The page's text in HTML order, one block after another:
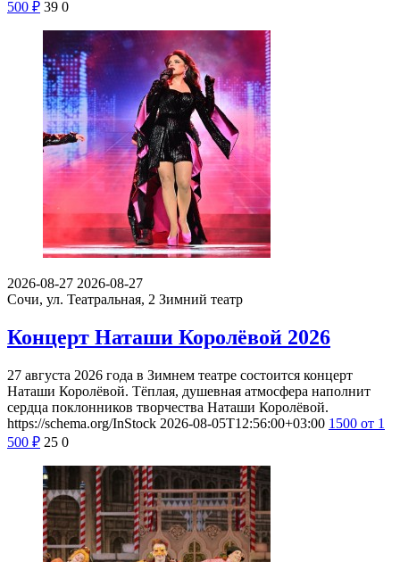
500 ₽ 39 0
2026-08-27 2026-08-27
Сочи, ул. Театральная, 2 Зимний театр
Концерт Наташи Королёвой 2026
27 августа 2026 года в Зимнем театре состоится концерт
Наташи Королёвой. Тёплая, душевная атмосфера наполнит
сердца поклонников творчества Наташи Королёвой.
https://schema.org/InStock 2026-08-05T12:56:00+03:00 1500 от 1
500 ₽ 25 0